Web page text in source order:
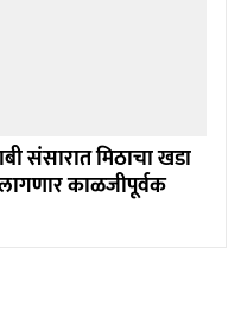
संसारात मिठाचा खडा
काळजीपूर्वक